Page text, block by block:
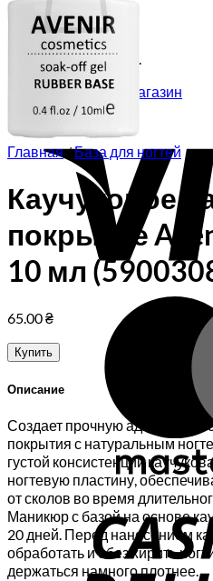
Корзина пуста.
Вернуться в магазин
Главная/База для ногтей
Каучуковое
покрытие
10 мл
65.00₴
Купить
Описание
Создает прочную адгезивную
покрытия с натуральным
густой консистенции
ногтевую пластину,
от сколов во время
Маникюр с базой на основе
20 дней. Перед нанесением
обработать и обезжирить
держаться намного плотнее.